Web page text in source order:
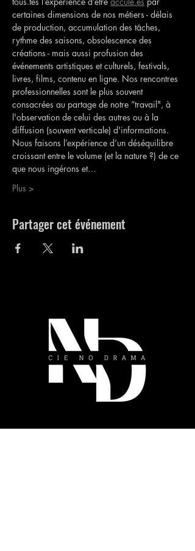
certaines dimensions de nos métiers - délais
de production, accumulation des tâches,
rythme des saisons, obsolescence des
créations - mais aussi profusion des
événements artistiques et culturels, festivals,
livres, films, contenu en ligne. Nos rencontres
professionnelles sont le plus souvent
consacrées au partage de notre “travail", à
l'observation de celui des autres ou à la
diffusion (souvent verticale) d'informations.
Nous faisons l’expérience d’un déséquilibre
croissant entre le volume (et la nature ?) de ce
que nous ingérons et…
Plus >
Partager cet événement